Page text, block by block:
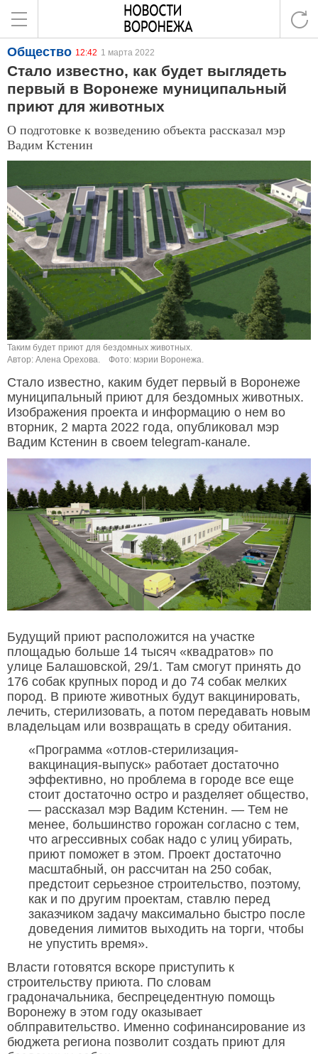
Общество 12:42 1 марта 2022
Стало известно, как будет выглядеть
первый в Воронеже муниципальный
приют для животных
О подготовке к возведению объекта рассказал мэр
Вадим Кстенин
Таким будет приют для бездомных животных.
Автор: Алена Орехова.
Фото: мэрии Воронежа.
Стало известно, каким будет первый в Воронеже
муниципальный приют для бездомных животных.
Изображения проекта и информацию о нем во
вторник, 2 марта 2022 года, опубликовал мэр
Вадим Кстенин в своем telegram-канале.
Будущий приют расположится на участке
площадью больше 14 тысяч «квадратов» по
улице Балашовской, 29/1. Там смогут принять до
176 собак крупных пород и до 74 собак мелких
пород. В приюте животных будут вакцинировать,
лечить, стерилизовать, а потом передавать новым
владельцам или возвращать в среду обитания.
«Программа «отлов-стерилизация-
вакцинация-выпуск» работает достаточно
эффективно, но проблема в городе все еще
стоит достаточно остро и разделяет общество,
— рассказал мэр Вадим Кстенин. — Тем не
менее, большинство горожан согласно с тем,
что агрессивных собак надо с улиц убирать,
приют поможет в этом. Проект достаточно
масштабный, он рассчитан на 250 собак,
предстоит серьезное строительство, поэтому,
как и по другим проектам, ставлю перед
заказчиком задачу максимально быстро после
доведения лимитов выходить на торги, чтобы
не упустить время».
Власти готовятся вскоре приступить к
строительству приюта. По словам
градоначальника, беспрецедентную помощь
Воронежу в этом году оказывает
облправительство. Именно софинансирование из
бюджета региона позволит создать приют для